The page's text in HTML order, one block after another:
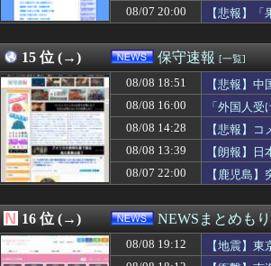
08/08 19:07
【巨人】戸郷翔征が故障
08/08 19:07
アップル VS マイクロソ
08/08 19:06
共働きで家事を分担して
08/07 20:00
【悲報】
15 位 (→) 保守速報 [一覧]
08/08 18:51
【悲報】
08/08 16:00
「外国人
08/08 14:28
【悲報】
08/08 13:39
【朗報】
08/07 22:00
【鹿児島
16 位 (→) NEWSまとめも
08/08 19:12
【地震】